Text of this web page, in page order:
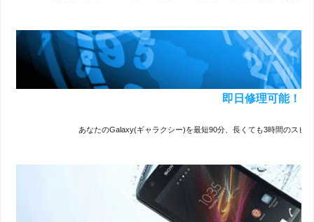
即日修理可能！
あなたのGalaxy(ギャラクシー)を最短90分、長くても3時間のスピ